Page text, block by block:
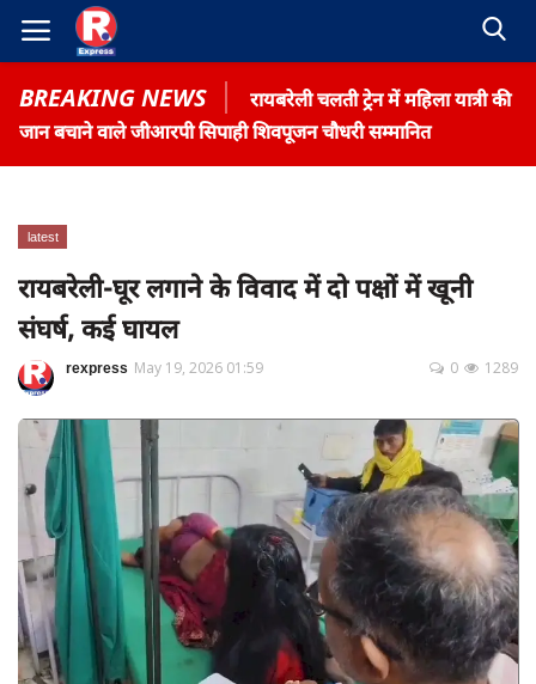
BREAKING NEWS
रायबरेली चलती ट्रेन में महिला यात्री की
जान बचाने वाले जीआरपी सिपाही शिवपूजन चौधरी सम्मानित
Home
Contact
Terms & Conditions
रोजगार समाचार
About US
Privacy Policy
App verify
समस्या
Covid-19
latest
रायबरेली-घूर लगाने के विवाद में दो पक्षों में खूनी
संघर्ष, कई घायल
rexpress May 19, 2026 01:59 1289
0